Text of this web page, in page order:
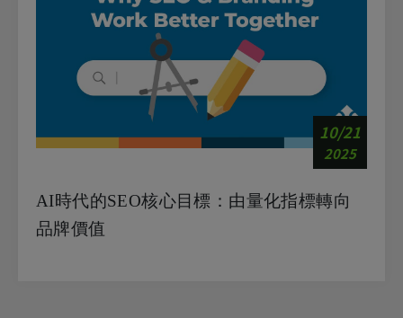
10/21
2025
AI時代的SEO核心目標：由量化指標轉向
品牌價值